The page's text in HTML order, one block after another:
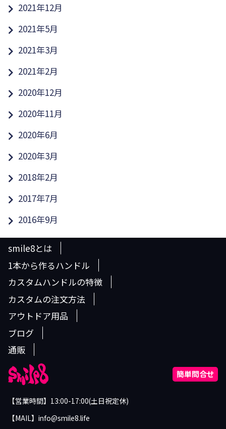
2021年12月
2021年5月
2021年3月
2021年2月
2020年12月
2020年11月
2020年6月
2020年3月
2018年2月
2017年7月
2016年9月
smile8とは
1本から作るハンドル
カスタムハンドルの特徴
カスタムの注文方法
アウトドア用品
ブログ
通販
簡単問合せ
【営業時間】13:00-17:00(土日祝定休)
【MAIL】info@smile8.life